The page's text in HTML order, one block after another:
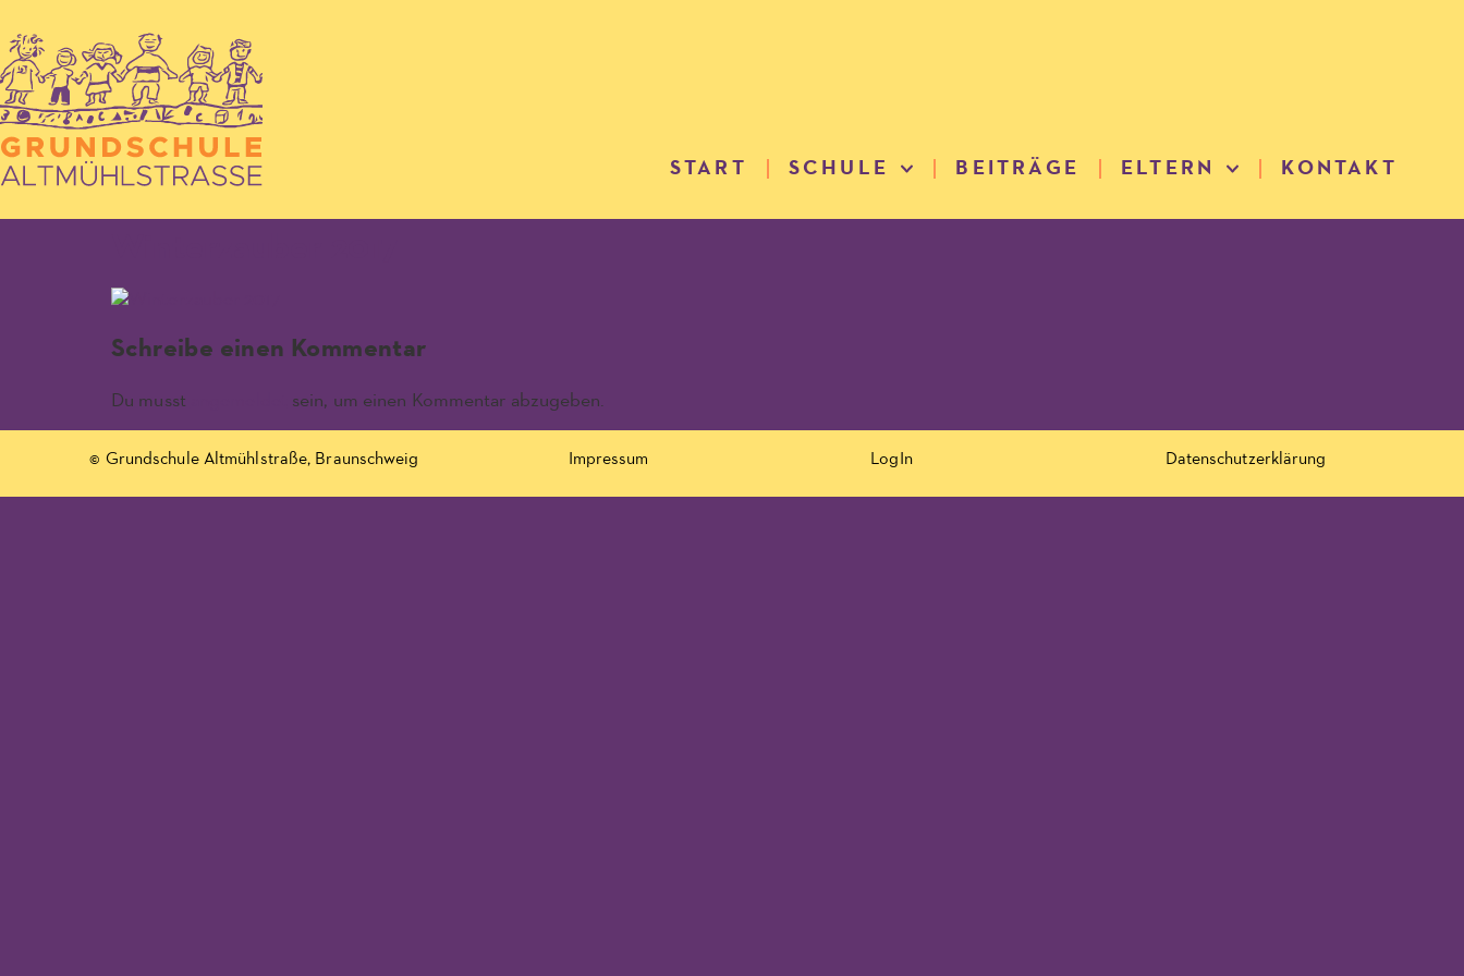
START SCHULE BEITRÄGE ELTERN KONTAKT
Schreibe einen Kommentar
Du musst sein, um einen Kommentar abzugeben.
© Grundschule Altmühlstraße, Braunschweig Impressum LogIn Datenschutzerklärung